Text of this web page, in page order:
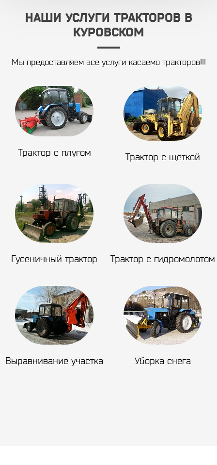
НАШИ УСЛУГИ ТРАКТОРОВ В
КУРОВСКОМ
Мы предоставляем все услуги касаемо тракторов!!!
Трактор с плугом Трактор с щёткой
Гусеничный трактор Трактор с гидромолотом
Выравнивание участка Уборка снега